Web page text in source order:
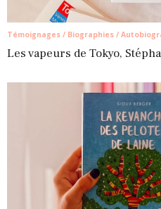
Témoignages / Biographies /
Les vapeurs de Tokyo,